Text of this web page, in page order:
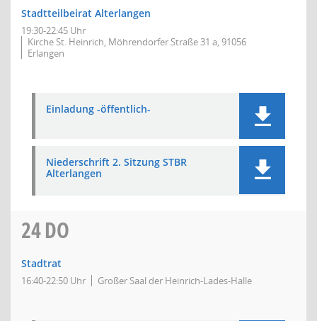
Stadtteilbeirat Alterlangen
19:30-22:45 Uhr
Kirche St. Heinrich, Möhrendorfer Straße 31 a, 91056
Erlangen
Einladung -öffentlich-
Niederschrift 2. Sitzung STBR
Alterlangen
24DO
Stadtrat
16:40-22:50 Uhr Großer Saal der Heinrich-Lades-Halle